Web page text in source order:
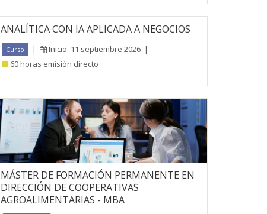
ANALÍTICA CON IA APLICADA A NEGOCIOS
Curso | Inicio: 11 septiembre 2026 |
60 horas emisión directo
MÁSTER DE FORMACIÓN PERMANENTE EN
DIRECCIÓN DE COOPERATIVAS
AGROALIMENTARIAS - MBA